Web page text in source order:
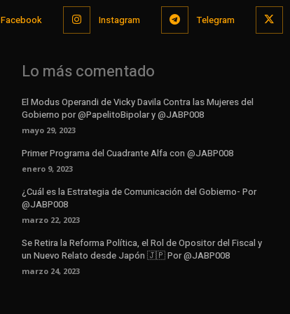
Facebook Instagram Telegram
Lo más comentado
El Modus Operandi de Vicky Davila Contra las Mujeres del
Gobierno por @PapelitoBipolar y @JABP008
mayo 29, 2023
Primer Programa del Cuadrante Alfa con @JABP008
enero 9, 2023
¿Cuál es la Estrategia de Comunicación del Gobierno- Por
@JABP008
marzo 22, 2023
Se Retira la Reforma Política, el Rol de Opositor del Fiscal y
un Nuevo Relato desde Japón 🇯🇵 Por @JABP008
marzo 24, 2023